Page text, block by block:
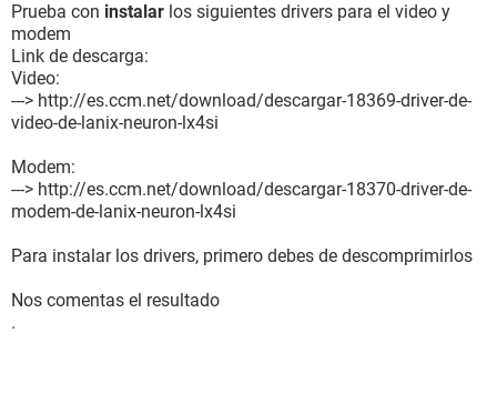
DirectX 4.09.00.0904 (DirectX 9.0c)
Nombre del sistema FREDDY-65B9E67E
Nombre de usuario freddy
Placa base:
Tipo de procesador Unknown, 2133 MHz (5 x 427)
Chipset de la Placa Base Desconocido
Memoria del Sistema 445 MB
Tipo de BIOS Phoenix (06/25/08)
Multimedia:
Almacenamiento:
Prueba con instalar los siguientes drivers para el video y
modem
Link de descarga:
Video:
---> http://es.ccm.net/download/descargar-18369-driver-de-
video-de-lanix-neuron-lx4si
Modem:
---> http://es.ccm.net/download/descargar-18370-driver-de-
modem-de-lanix-neuron-lx4si
Para instalar los drivers, primero debes de descomprimirlos
Nos comentas el resultado
.